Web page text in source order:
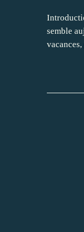
semble